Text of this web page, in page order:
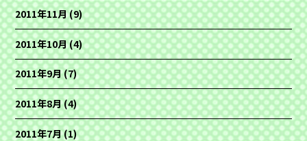
2011年11月(9)
2011年10月(4)
2011年9月(7)
2011年8月(4)
2011年7月(1)